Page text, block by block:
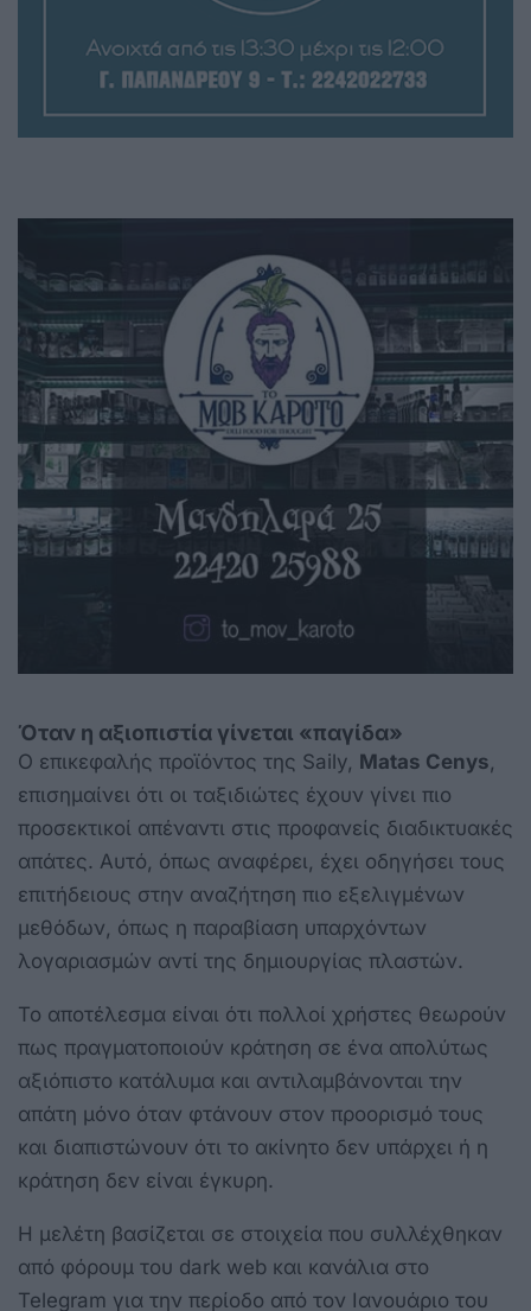
Όταν η αξιοπιστία γίνεται «παγίδα»
Ο επικεφαλής προϊόντος της Saily, Matas Cenys,
επισημαίνει ότι οι ταξιδιώτες έχουν γίνει πιο
προσεκτικοί απέναντι στις προφανείς διαδικτυακές
απάτες. Αυτό, όπως αναφέρει, έχει οδηγήσει τους
επιτήδειους στην αναζήτηση πιο εξελιγμένων
μεθόδων, όπως η παραβίαση υπαρχόντων
λογαριασμών αντί της δημιουργίας πλαστών.
Το αποτέλεσμα είναι ότι πολλοί χρήστες θεωρούν
πως πραγματοποιούν κράτηση σε ένα απολύτως
αξιόπιστο κατάλυμα και αντιλαμβάνονται την
απάτη μόνο όταν φτάνουν στον προορισμό τους
και διαπιστώνουν ότι το ακίνητο δεν υπάρχει ή η
κράτηση δεν είναι έγκυρη.
Η μελέτη βασίζεται σε στοιχεία που συλλέχθηκαν
από φόρουμ του dark web και κανάλια στο
Telegram για την περίοδο από τον Ιανουάριο του